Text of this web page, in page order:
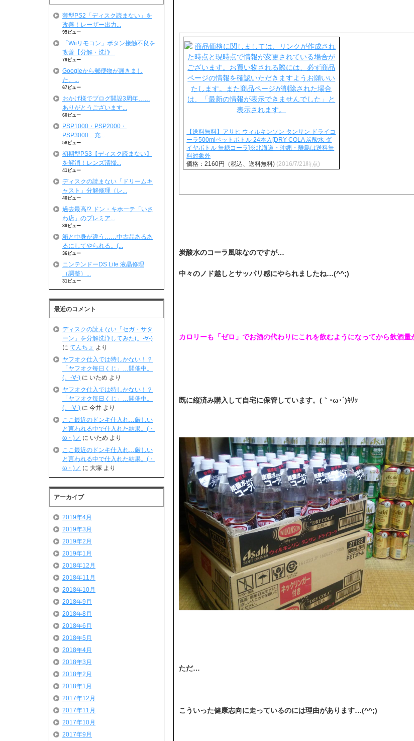
【送料無料】アサヒ ウィルキンソン タンサン ドライコ
ーラ500mlペットボトル 24本入[DRY COLA 炭酸水 ダ
イヤボトル 無糖コーラ]※北海道・沖縄・離島は送料無
料対象外
価格：2160円（税込、送料無料) (2016/7/21時点)
炭酸水のコーラ風味なのですが…
中々のノド越しとサッパリ感にやられましたね…(^^;)
カロリーも「ゼロ」でお酒の代わりにこれを飲むようになってから飲酒
既に縦済み購入して自宅に保管しています。(｀･ω･´)ｷﾘｯ
ただ…
こういった健康志向に走っているのには理由があります…(^^;)
薄型PS2「ディスク読まない」を
改善！レーザー出力...
95ビュー
「Wiiリモコン」ボタン接触不良を
改善【分解・洗浄...
79ビュー
Googleから郵便物が届きまし
た。...
67ビュー
おかげ様でブログ開設3周年……
ありがとうございます...
60ビュー
PSP1000・PSP2000・
PSP3000…充...
58ビュー
初期型PS3【ディスク読まない】
を解消！レンズ清掃...
41ビュー
ディスクの読まない「ドリームキ
ャスト」分解修理（レ...
40ビュー
過去最高!? ドン・キホーテ「いさ
わ店」のプレミア...
39ビュー
箱と中身が違う……中古品あるあ
るにしてやられる。(...
36ビュー
ニンテンドーDS Lite 液晶修理
（調整）...
31ビュー
最近のコメント
ディスクの読まない「セガ・サタ
ーン」を分解洗浄してみた(。-∀-)
に てんちょ より
ヤフオク仕入では特しかない！？
「ヤフオク毎日くじ」…開催中。
(。-∀-) に いため より
ヤフオク仕入では特しかない！？
「ヤフオク毎日くじ」…開催中。
(。-∀-) に 今井 より
ここ最近のドンキ仕入れ…厳しい
と言われる中で仕入れた結果。(・
ω・)ノ に いため より
ここ最近のドンキ仕入れ…厳しい
と言われる中で仕入れた結果。(・
ω・)ノ に 大塚 より
アーカイブ
2019年4月
2019年3月
2019年2月
2019年1月
2018年12月
2018年11月
2018年10月
2018年9月
2018年8月
2018年6月
2018年5月
2018年4月
2018年3月
2018年2月
2018年1月
2017年12月
2017年11月
2017年10月
2017年9月